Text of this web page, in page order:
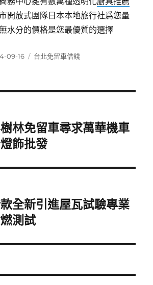
開放式團隊日本本地旅行社爲您量
水分的價格是您最優質的選擇
09-16
分
台北免留車借錢
林免留車尋求萬華機車
飾批發
全新引進屋瓦試驗專業
測試